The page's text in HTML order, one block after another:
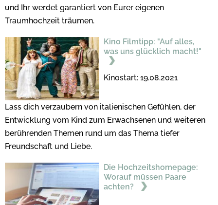
und Ihr werdet garantiert von Eurer eigenen
Traumhochzeit träumen.
Kino Filmtipp: "Auf alles,
was uns glücklich macht!"
Kinostart: 19.08.2021
Lass dich verzaubern von italienischen Gefühlen, der
Entwicklung vom Kind zum Erwachsenen und weiteren
berührenden Themen rund um das Thema tiefer
Freundschaft und Liebe.
Die Hochzeitshomepage:
Worauf müssen Paare
achten?